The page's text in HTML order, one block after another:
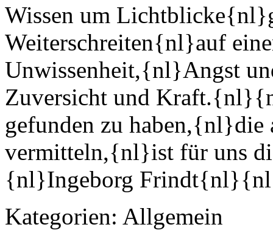
Wissen um
Weiterschreiten{nl}auf
Unwissenheit,{nl}Angst
Zuversicht und
gefunden zu
vermitteln,{nl}ist für uns
{nl}Ingeborg
Kategorien: Allgemein